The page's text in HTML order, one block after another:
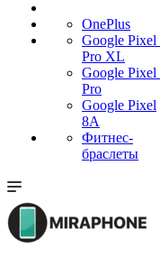
OnePlus
Google Pixel
Pro XL
Google Pixel
Pro
Google Pixel
8A
Фитнес-
браслеты